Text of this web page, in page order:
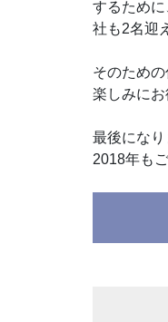
するため
社も2名迎
そのため
楽しみにお
最後にな
2018年も